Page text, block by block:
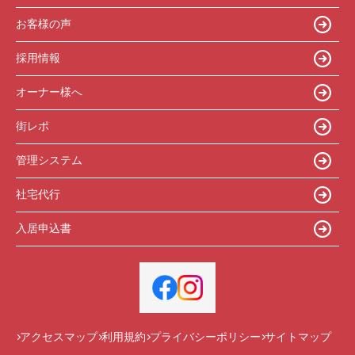
お客様の声
採用情報
オーナー様へ
街レポ
管理システム
社宅代行
入居申込書
アクセスマップ 利用規約 プライバシーポリシー サイトマップ